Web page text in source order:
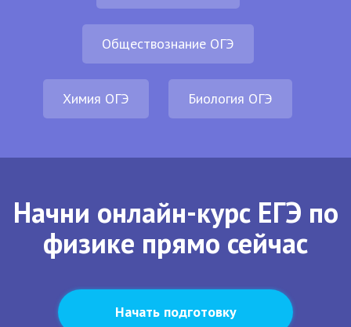
Обществознание ОГЭ
Химия ОГЭ Биология ОГЭ
Начни онлайн-курс ЕГЭ по
физике прямо сейчас
Начать подготовку